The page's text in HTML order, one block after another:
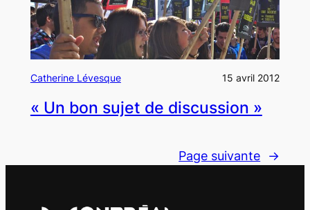
Catherine Lévesque 15 avril 2012
« Un bon sujet de discussion »
Page suivante →